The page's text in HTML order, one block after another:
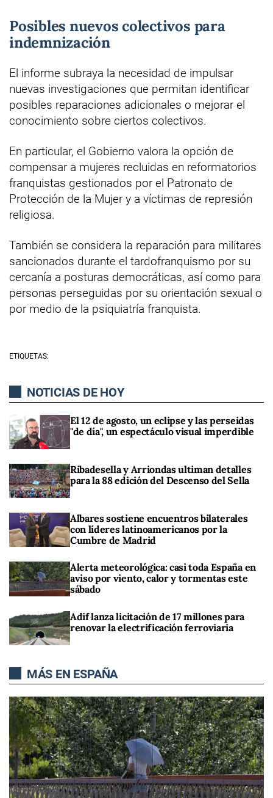
Posibles nuevos colectivos para
indemnización
El informe subraya la necesidad de impulsar
nuevas investigaciones que permitan identificar
posibles reparaciones adicionales o mejorar el
conocimiento sobre ciertos colectivos.
En particular, el Gobierno valora la opción de
compensar a mujeres recluidas en reformatorios
franquistas gestionados por el Patronato de
Protección de la Mujer y a víctimas de represión
religiosa.
También se considera la reparación para militares
sancionados durante el tardofranquismo por su
cercanía a posturas democráticas, así como para
personas perseguidas por su orientación sexual o
por medio de la psiquiatría franquista.
ETIQUETAS:
NOTICIAS DE HOY
El 12 de agosto, un eclipse y las perseidas
"de día", un espectáculo visual imperdible
Ribadesella y Arriondas ultiman detalles
para la 88 edición del Descenso del Sella
Albares sostiene encuentros bilaterales
con líderes latinoamericanos por la
Cumbre de Madrid
Alerta meteorológica: casi toda España en
aviso por viento, calor y tormentas este
sábado
Adif lanza licitación de 17 millones para
renovar la electrificación ferroviaria
MÁS EN ESPAÑA